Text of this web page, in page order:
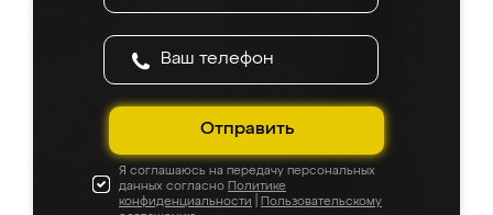
Отправить
Я соглашаюсь на передачу персональных
данных согласно Политике
конфиденциальности
Пользовательскому